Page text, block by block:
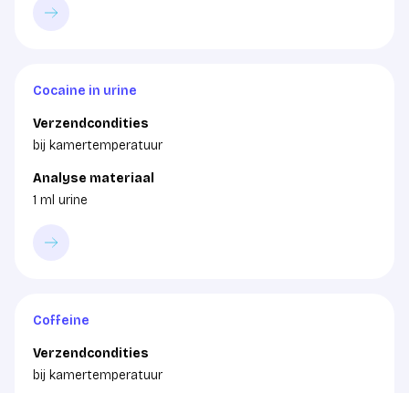
Cocaine in urine
Verzendcondities
bij kamertemperatuur
Analyse materiaal
1 ml urine
Coffeine
Verzendcondities
bij kamertemperatuur